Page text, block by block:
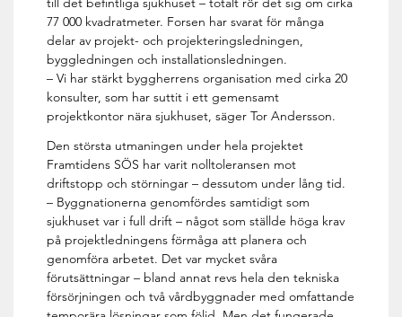
77 000 kvadratmeter. Forsen har svarat för många
delar av projekt- och projekteringsledningen,
byggledningen och installations­ledningen.
– Vi har stärkt byggherrens organisation med cirka 20
konsulter, som har suttit i ett gemensamt
projektkontor nära sjukhuset, säger Tor Andersson.
Den största utmaningen under hela projektet
Framtidens SÖS har varit nolltoleransen mot
driftstopp och störningar – dessutom under lång tid.
– Byggnationerna genomfördes samtidigt som
sjukhuset var i full drift – något som ställde höga krav
på projektledningens förmåga att planera och
genomföra arbetet. Det var mycket svåra
förutsättningar – bland annat revs hela den tekniska
försörjningen och två vårdbyggnader med omfattande